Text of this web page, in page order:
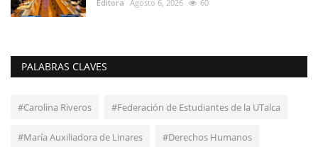
Editora Agosto 6, 2026 60
PALABRAS CLAVES
#Carolina Riveros #Federación de Estudiantes de la UTalca
#María Auxiliadora de Linares #Derechos Humanos